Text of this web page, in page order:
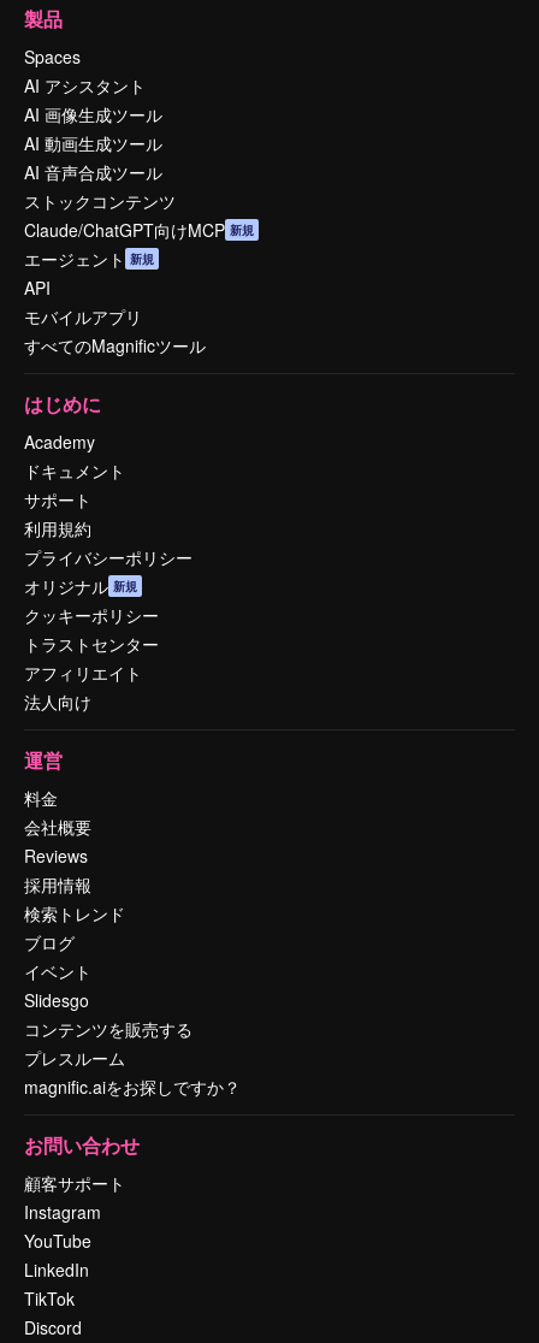
製品
Spaces
AI アシスタント
AI 画像生成ツール
AI 動画生成ツール
AI 音声合成ツール
ストックコンテンツ
Claude/ChatGPT向けMCP 新規
エージェント 新規
API
モバイルアプリ
すべてのMagnificツール
はじめに
Academy
ドキュメント
サポート
利用規約
プライバシーポリシー
オリジナル 新規
クッキーポリシー
トラストセンター
アフィリエイト
法人向け
運営
料金
会社概要
Reviews
採用情報
検索トレンド
ブログ
イベント
Slidesgo
コンテンツを販売する
プレスルーム
magnific.aiをお探しですか？
お問い合わせ
顧客サポート
Instagram
YouTube
LinkedIn
TikTok
Discord